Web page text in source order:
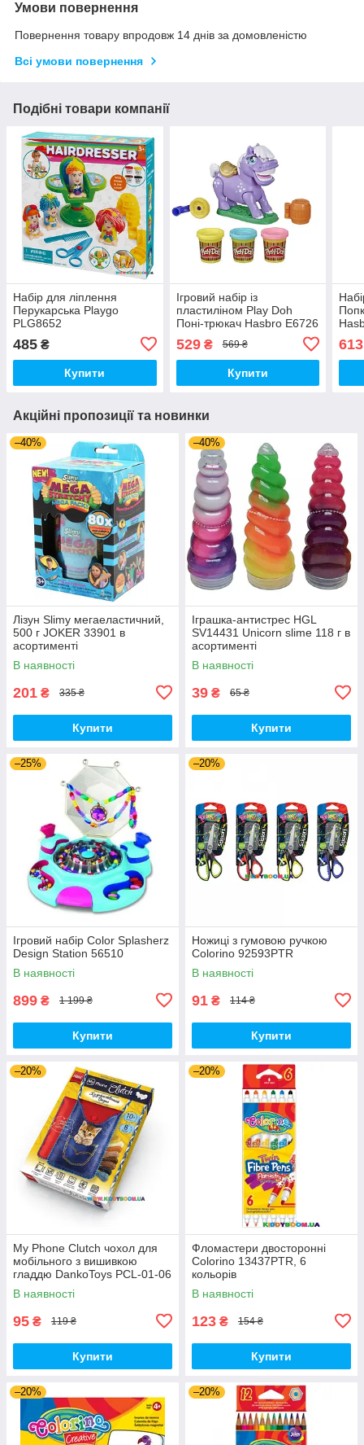
Умови повернення
Повернення товару впродовж 14 днів за домовленістю
Всі умови повернення
Подібні товари компанії
Набір для ліплення
Перукарська Playgo
PLG8652
485 ₴
Купити
Ігровий набір із
пластиліном Play Doh
Поні-трюкач Hasbro E6726
529₴ 569 ₴
Купити
613
Акційні пропозиції та новинки
–40%
Лізун Slimy мегаеластичний,
500 г JOKER 33901 в
асортименті
В наявності
201 ₴ 335 ₴
Купити
–40%
Іграшка-антистрес HGL
SV14431 Unicorn slime 118 г в
асортименті
В наявності
39 ₴ 65 ₴
Купити
–25%
Ігровий набір Color Splasherz
Design Station 56510
В наявності
899 ₴ 1 199 ₴
Купити
–20%
Ножиці з гумовою ручкою
Colorino 92593PTR
В наявності
91 ₴ 114 ₴
Купити
–20%
My Phone Clutch чохол для
мобільного з вишивкою
гладдю DankoToys PCL-01-06
В наявності
95 ₴ 119 ₴
Купити
–20%
Фломастери двосторонні
Colorino 13437PTR, 6
кольорів
В наявності
123 ₴ 154 ₴
Купити
–20% –20%